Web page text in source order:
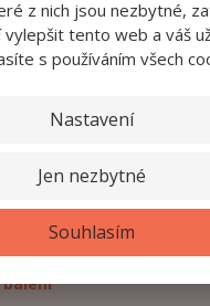
z nich jsou nezbytné,
vylepšit tento web a váš
s používáním všech
Nastavení
Jen nezbytné
Souhlasím
0,8 cm